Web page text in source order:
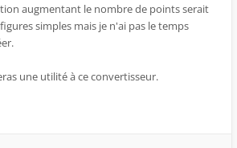
augmentant le nombre de points serait
simples mais je n'ai pas le temps
une utilité à ce convertisseur.